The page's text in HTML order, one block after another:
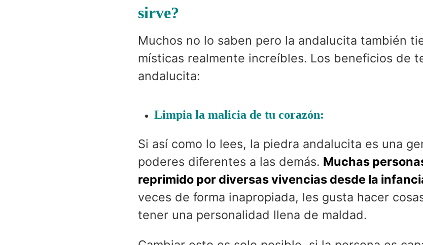
sirve?
Muchos no lo saben pero la andalucita también
místicas realmente increíbles. Los beneficios de
andalucita:
Limpia la malicia de tu corazón:
Si así como lo lees, la piedra andalucita es una
poderes diferentes a las demás. Muchas
reprimido por diversas vivencias desde la
veces de forma inapropiada, les gusta hacer
tener una personalidad llena de maldad.